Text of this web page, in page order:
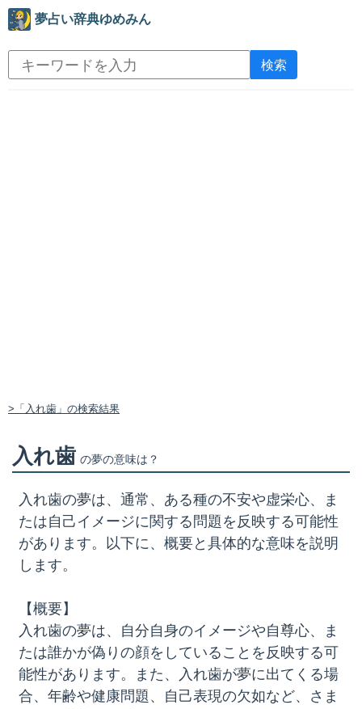
夢占い辞典ゆめみん
検索
>「入れ歯」の検索結果
入れ歯 の夢の意味は？
入れ歯の夢は、通常、ある種の不安や虚栄心、ま
たは自己イメージに関する問題を反映する可能性
があります。以下に、概要と具体的な意味を説明
します。
【概要】
入れ歯の夢は、自分自身のイメージや自尊心、ま
たは誰かが偽りの顔をしていることを反映する可
能性があります。また、入れ歯が夢に出てくる場
合、年齢や健康問題、自己表現の欠如など、さま